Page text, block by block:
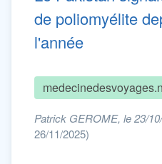
de poliomyélite
l'année
Patrick GEROME, le 23/
26/11/2025)